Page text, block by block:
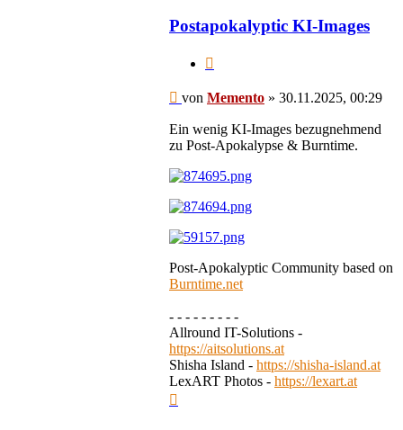
Postapokalyptic KI-Images
Beitrag
von Memento » 30.11.2025, 00:29
Ein wenig KI-Images bezugnehmend
zu Post-Apokalypse & Burntime.
Post-Apokalyptic Community based on
Burntime.net
- - - - - - - - -
Allround IT-Solutions -
https://aitsolutions.at
Shisha Island - https://shisha-island.at
LexART Photos - https://lexart.at